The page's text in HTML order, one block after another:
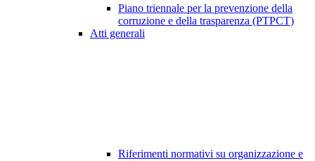
Piano triennale per la prevenzione della
corruzione e della trasparenza (PTPCT)
Atti generali
Riferimenti normativi su organizzazione e